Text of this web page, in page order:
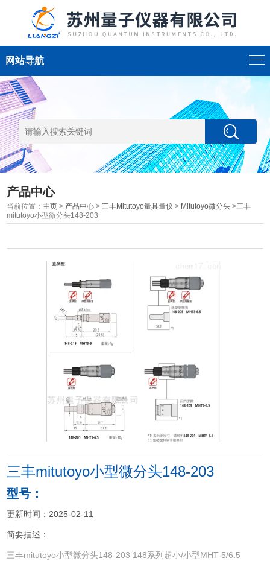
网站导航
产品中心
当前位置： 主页 > 产品中心 >三丰Mitutoyo量具量仪 > Mitutoyo微分头 >三丰
mitutoyo小型微分头148-203
三丰mitutoyo小型微分头148-203
型号：
更新时间：2025-02-11
简要描述：
三丰mitutoyo小型微分头148-203 148系列超小/小型MHT-5/6.5